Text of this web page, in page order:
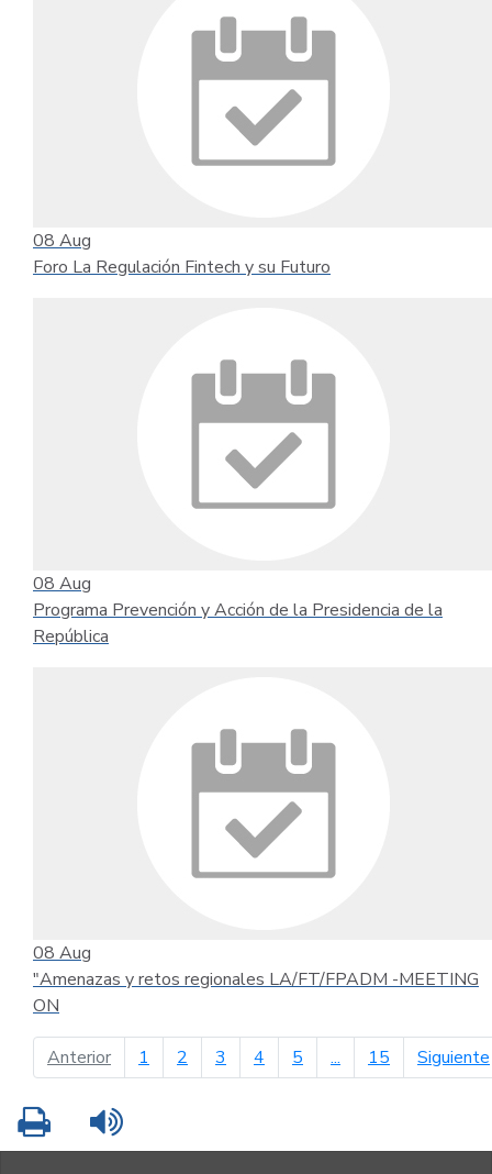
08 Aug
Foro La Regulación Fintech y su Futuro
08 Aug
Programa Prevención y Acción de la Presidencia de la
República
08 Aug
"Amenazas y retos regionales LA/FT/FPADM -MEETING
ON
Anteriorpágina anterior
1 2 3 4 5 ... 15 Siguiente
Imprimir